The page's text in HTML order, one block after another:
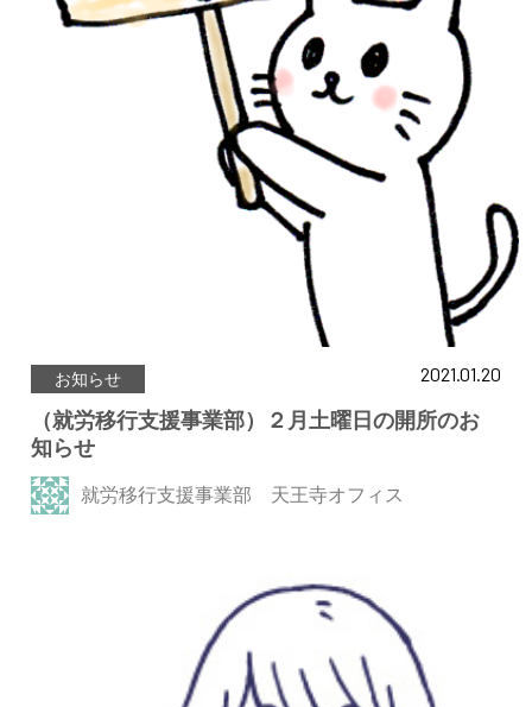
お知らせ 2021.01.20
（就労移行支援事業部）２月土曜日の開所のお
知らせ
就労移行支援事業部 天王寺オフィス